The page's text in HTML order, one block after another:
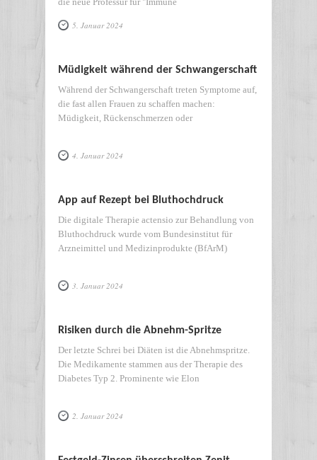
5. Januar 2024
Müdigkeit während der Schwangerschaft
Während der Schwangerschaft treten Symptome auf,
die fast allen Frauen zu schaffen machen:
Müdigkeit, Rückenschmerzen oder
4. Januar 2024
App auf Rezept bei Bluthochdruck
Die digitale Therapie actensio zur Behandlung von
Bluthochdruck wurde vom Bundesinstitut für
Arzneimittel und Medizinprodukte (BfArM)
3. Januar 2024
Risiken durch die Abnehm-Spritze
Der letzte Schrei bei Diäten ist die Abnehmspritze.
Die Medikamente stammen aus der Therapie des
Diabetes Typ 2. Prominente wie Elon
2. Januar 2024